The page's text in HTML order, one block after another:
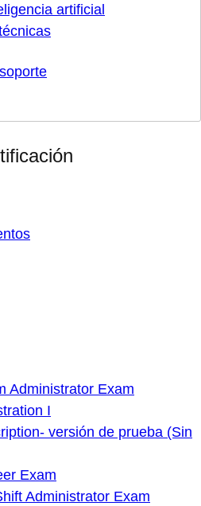
artificial
Administrator Exam
I
versión de prueba (Sin
Exam
Administrator Exam